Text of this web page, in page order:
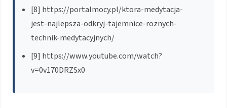
[8] https://portalmocy.pl/ktora-medytacja-
jest-najlepsza-odkryj-tajemnice-roznych-
technik-medytacyjnych/
[9] https://www.youtube.com/watch?
v=0v170DRZSx0